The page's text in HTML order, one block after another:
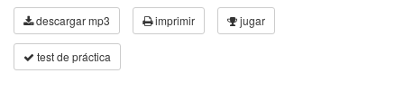
descargar mp3 imprimir jugar
test de práctica